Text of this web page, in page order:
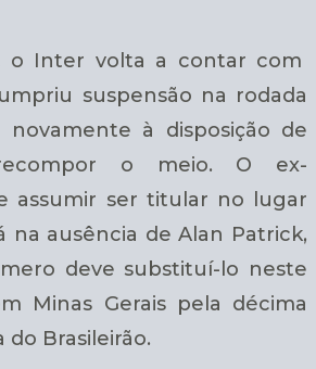
o Inter volta a contar com
suspensão na rodada
à disposição de
o meio. O ex-
assumir ser titular no lugar
na ausência de Alan Patrick,
deve substituí-lo neste
Minas Gerais pela décima
Brasileirão.